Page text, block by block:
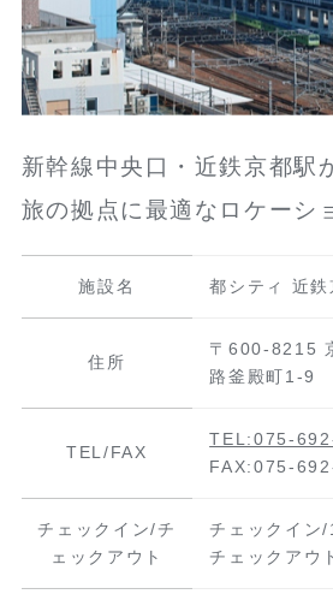
新幹線中央口・近鉄京都駅
旅の拠点に最適なロケーシ
施設名 都シティ 近鉄
住所
〒600-8215
路釜殿町1-9
TEL/FAX
TEL:075-
FAX:075-
チェックイン/チ
ェックアウト
チェックイン
チェックアウ